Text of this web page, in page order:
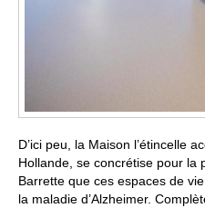
D’ici peu, la Maison l’étincelle
Hollande, se concrétise pour la
Barrette que ces espaces de
la maladie d’Alzheimer.